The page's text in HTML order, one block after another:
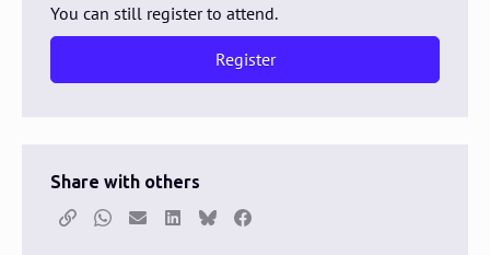
You can still register to attend.
Register
Share with others
Copy linkWhatsapp
EmailLinkedInBlueskyFacebook